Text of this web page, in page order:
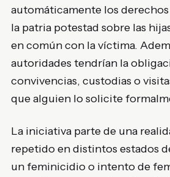
automáticamente los
la patria potestad sobre las
en común con la víctima.
autoridades tendrían la
convivencias, custodias o
que alguien lo solicite
La iniciativa parte de una
repetido en distintos estados
un feminicidio o intento de